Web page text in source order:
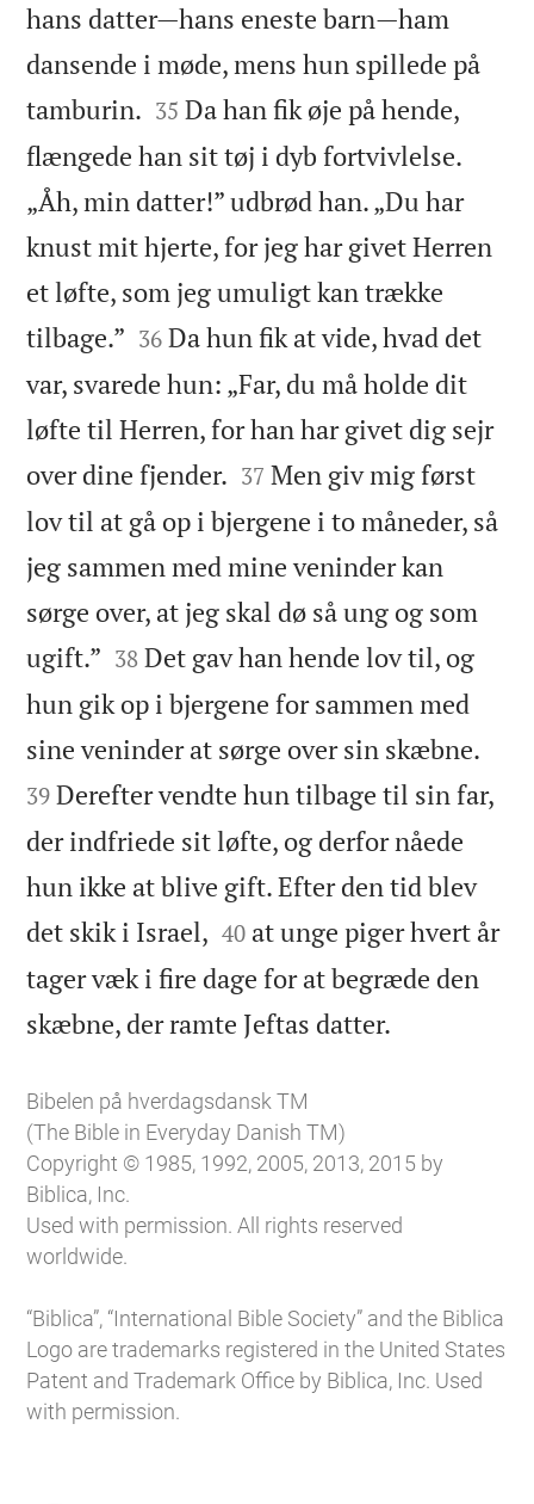
hans datter—hans eneste barn—ham
dansende i møde, mens hun spillede på
tamburin. 

35 Da han fik øje på hende,
flængede han sit tøj i dyb fortvivlelse.
„Åh, min datter!” udbrød han. „Du har
knust mit hjerte, for jeg har givet Herren
et løfte, som jeg umuligt kan trække
tilbage.” 

36 Da hun fik at vide, hvad det
var, svarede hun: „Far, du må holde dit
løfte til Herren, for han har givet dig sejr
over dine fjender. 

37 Men giv mig først
lov til at gå op i bjergene i to måneder, så
jeg sammen med mine veninder kan
sørge over, at jeg skal dø så ung og som
ugift.” 

38 Det gav han hende lov til, og
hun gik op i bjergene for sammen med
sine veninder at sørge over sin skæbne.
39 Derefter vendte hun tilbage til sin far,
der indfriede sit løfte, og derfor nåede
hun ikke at blive gift. Efter den tid blev
det skik i Israel, 

40 at unge piger hvert år
tager væk i fire dage for at begræde den
skæbne, der ramte Jeftas datter.
Bibelen på hverdagsdansk TM
(The Bible in Everyday Danish TM)
Copyright © 1985, 1992, 2005, 2013, 2015 by
Biblica, Inc.
Used with permission. All rights reserved
worldwide.
“Biblica”, “International Bible Society” and the Biblica
Logo are trademarks registered in the United States
Patent and Trademark Office by Biblica, Inc. Used
with permission.